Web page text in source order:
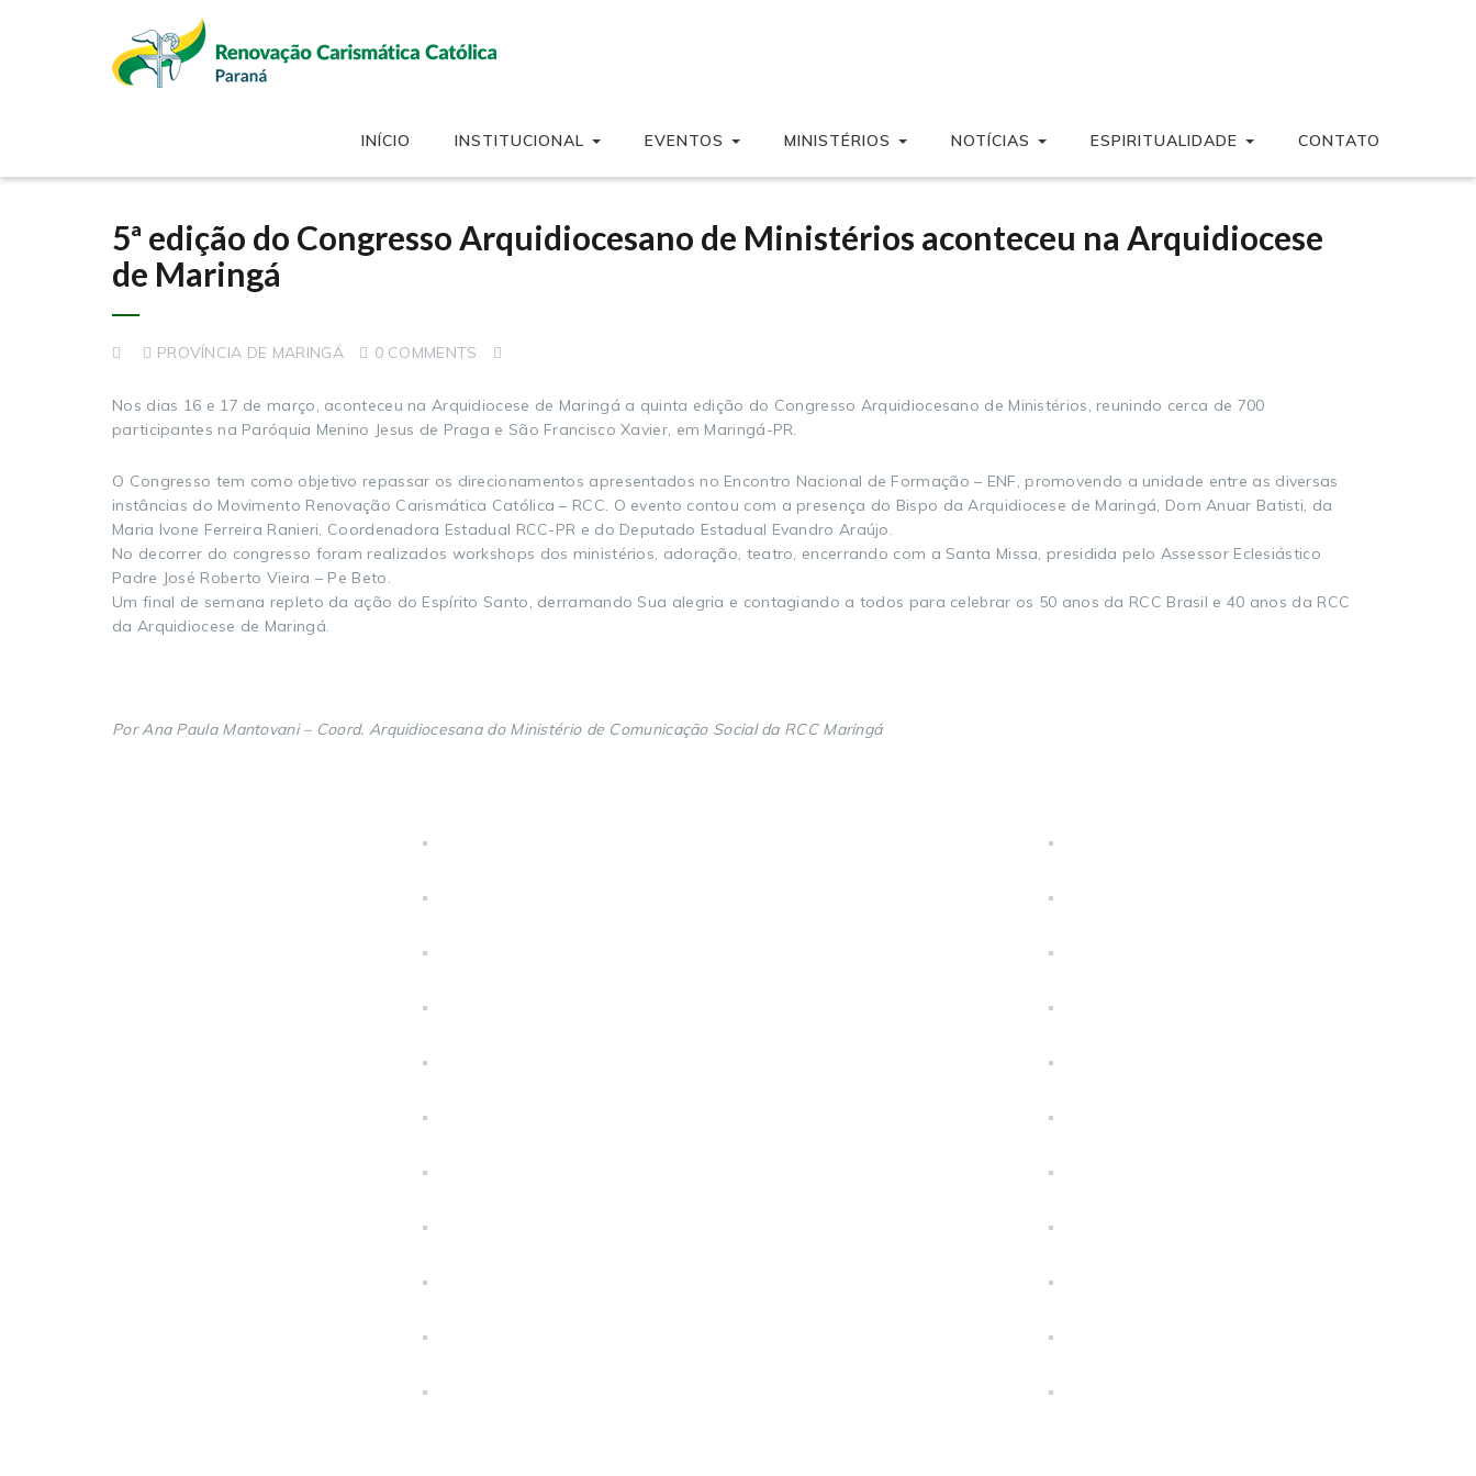
INÍCIO INSTITUCIONAL EVENTOS MINISTÉRIOS NOTÍCIAS ESPIRITUALIDADE CONTATO
5ª edição do Congresso Arquidiocesano de Ministérios aconteceu na Arquidiocese
de Maringá
PROVÍNCIA DE MARINGÁ 0 COMMENTS
Nos dias 16 e 17 de março, aconteceu na Arquidiocese de Maringá a quinta edição do Congresso Arquidiocesano de Ministérios, reunindo cerca de 700
participantes na Paróquia Menino Jesus de Praga e São Francisco Xavier, em Maringá-PR.
O Congresso tem como objetivo repassar os direcionamentos apresentados no Encontro Nacional de Formação – ENF, promovendo a unidade entre as diversas
instâncias do Movimento Renovação Carismática Católica – RCC. O evento contou com a presença do Bispo da Arquidiocese de Maringá, Dom Anuar Batisti, da
Maria Ivone Ferreira Ranieri, Coordenadora Estadual RCC-PR e do Deputado Estadual Evandro Araújo.
No decorrer do congresso foram realizados workshops dos ministérios, adoração, teatro, encerrando com a Santa Missa, presidida pelo Assessor Eclesiástico
Padre José Roberto Vieira – Pe Beto.
Um final de semana repleto da ação do Espírito Santo, derramando Sua alegria e contagiando a todos para celebrar os 50 anos da RCC Brasil e 40 anos da RCC
da Arquidiocese de Maringá.
Por Ana Paula Mantovani – Coord. Arquidiocesana do Ministério de Comunicação Social da RCC Maringá